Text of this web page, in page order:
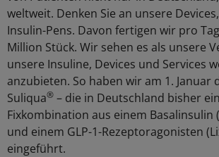
weltweit. Denken Sie an unsere
Insulin-Pens. Davon fertigen wir pro
Million Stück. Wir sehen es als unsere
unsere Insuline, Devices und Services
anzubieten. So haben wir am 1. Januar
Suliqua® – die in Deutschland bisher
Fixkombination aus einem Basalinsulin
und einem GLP-1-Rezeptoragonisten
eingeführt.